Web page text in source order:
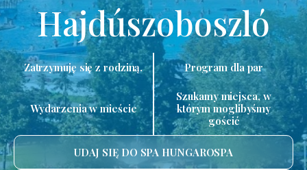
Hajdúszoboszló
Zatrzymuję się z rodziną. Program dla par
Wydarzenia w mieście
Szukamy miejsca, w
którym moglibyśmy
gościć
UDAJ SIĘ DO SPA HUNGAROSPA